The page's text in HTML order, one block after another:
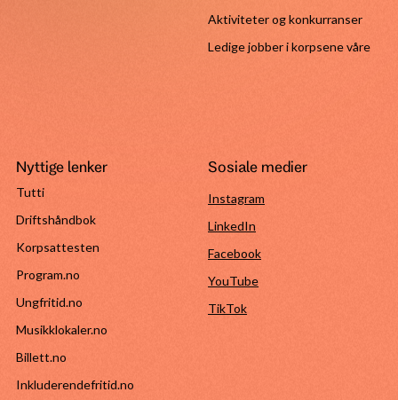
Aktiviteter og konkurranser
Ledige jobber i korpsene våre
Nyttige lenker
Tutti
Driftshåndbok
Korpsattesten
Program.no
Ungfritid.no
Musikklokaler.no
Billett.no
Inkluderendefritid.no
Sosiale medier
Instagram
LinkedIn
Facebook
YouTube
TikTok